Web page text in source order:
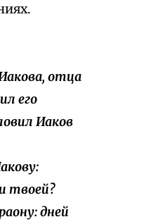
отца
его
Иаков
твоей?
дней